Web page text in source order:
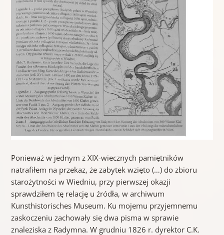
Ponieważ w jednym z XIX-wiecznych pamiętników
natrafiłem na przekaz, że zabytek wzięto (…) do zbioru
starożytności w Wiedniu, przy pierwszej okazji
sprawdziłem tę relację u źródła, w archiwum
Kunsthistorisches Museum. Ku mojemu przyjemnemu
zaskoczeniu zachowały się dwa pisma w sprawie
znaleziska z Radymna. W grudniu 1826 r. dyrektor C.K.